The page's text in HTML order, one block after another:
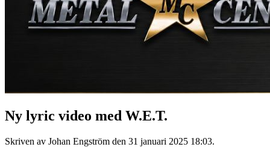
Ny lyric video med W.E.T.
Skriven av Johan Engström den 31 januari 2025 18:03.